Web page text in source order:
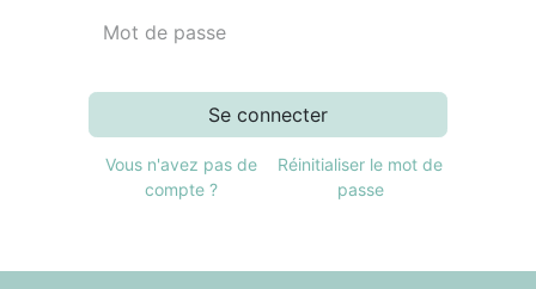
Se connecter
Vous n'avez pas de
compte ?
Réinitialiser le mot de
passe